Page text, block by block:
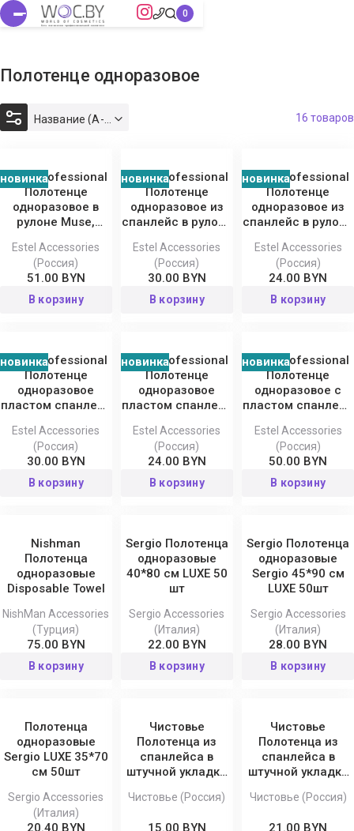
Полотенце одноразовое
16 товаров
Estel Professional
Полотенце
одноразовое в
рулоне Muse,
новинка
Estel Accessories
(Россия)
51.00 BYN
В корзину
Estel Professional
Полотенце
одноразовое из
спанлейс в рулоне
новинка
Estel Accessories
(Россия)
30.00 BYN
В корзину
Estel Professional
Полотенце
одноразовое из
спанлейс в рулоне
35x70 см
новинка
Estel Accessories
(Россия)
24.00 BYN
В корзину
Estel Professional
Полотенце
одноразовое
пластом спанлейс
новинка
Estel Accessories
(Россия)
30.00 BYN
В корзину
Estel Professional
Полотенце
одноразовое
пластом спанлейс
35x70 см
новинка
Estel Accessories
(Россия)
24.00 BYN
В корзину
Estel Professional
Полотенце
одноразовое с
пластом спанлейс
новинка
Estel Accessories
(Россия)
50.00 BYN
В корзину
Nishman
Полотенца
одноразовые
Disposable Towel
NishMan Accessories
(Турция)
75.00 BYN
В корзину
Sergio Полотенца
одноразовые
40*80 см LUXE 50
шт
Sergio Accessories
(Италия)
22.00 BYN
В корзину
Sergio Полотенца
одноразовые
Sergio 45*90 см
LUXE 50шт
Sergio Accessories
(Италия)
28.00 BYN
В корзину
Полотенца
одноразовые
Sergio LUXE 35*70
см 50шт
Sergio Accessories
(Италия)
20.40 BYN
Чистовье
Полотенца из
спанлейса в
штучной укладке
Чистовье (Россия)
15.00 BYN
Чистовье
Полотенца из
спанлейса в
штучной укладке
Чистовье (Россия)
21.00 BYN